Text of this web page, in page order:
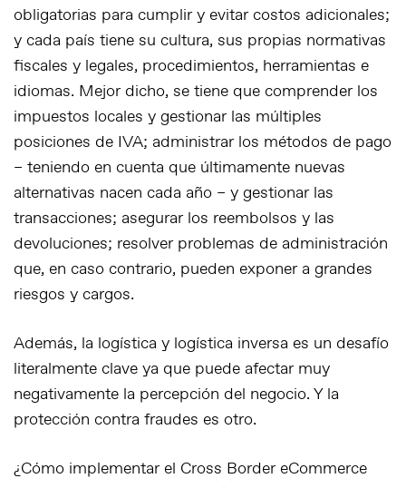
obligatorias para cumplir y evitar costos adicionales;
y cada país tiene su cultura, sus propias normativas
fiscales y legales, procedimientos, herramientas e
idiomas. Mejor dicho, se tiene que comprender los
impuestos locales y gestionar las múltiples
posiciones de IVA; administrar los métodos de pago
– teniendo en cuenta que últimamente nuevas
alternativas nacen cada año – y gestionar las
transacciones; asegurar los reembolsos y las
devoluciones; resolver problemas de administración
que, en caso contrario, pueden exponer a grandes
riesgos y cargos.
Además, la logística y logística inversa es un desafío
literalmente clave ya que puede afectar muy
negativamente la percepción del negocio. Y la
protección contra fraudes es otro.
¿Cómo implementar el Cross Border eCommerce